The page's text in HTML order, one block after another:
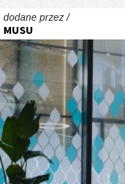
dodane przez /
MUSU